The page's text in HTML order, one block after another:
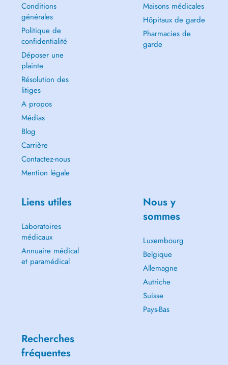
Conditions
générales
Politique de
confidentialité
Déposer une
plainte
Résolution des
litiges
A propos
Médias
Blog
Carrière
Contactez-nous
Mention légale
Maisons médicales
Hôpitaux de garde
Pharmacies de
garde
Liens utiles
Laboratoires
médicaux
Annuaire médical
et paramédical
Nous y
sommes
Luxembourg
Belgique
Allemagne
Autriche
Suisse
Pays-Bas
Recherches
fréquentes